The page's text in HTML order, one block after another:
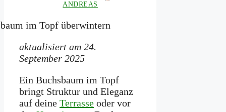
ANDREAS
aktualisiert am 24.
September 2025
Ein Buchsbaum im Topf
bringt Struktur und Eleganz
auf deine Terrasse oder vor